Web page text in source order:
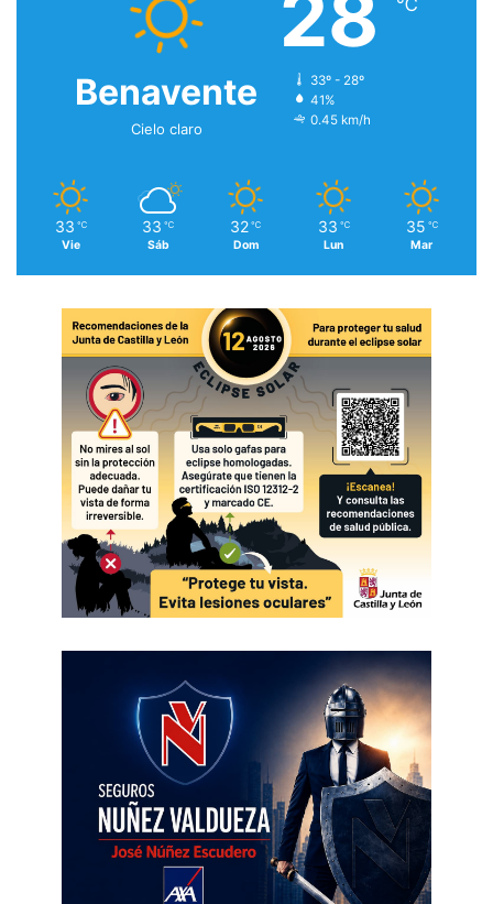
Benavente
Cielo claro
33º - 28º
41%
0.45 km/h
33 ℃
Vie
33 ℃
Sáb
32 ℃
Dom
33 ℃
Lun
35 ℃
Mar